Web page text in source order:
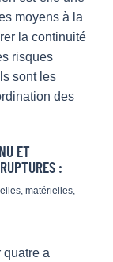
moyens à la
la continuité
risques
sont les
des
ET
:
matérielles,
a